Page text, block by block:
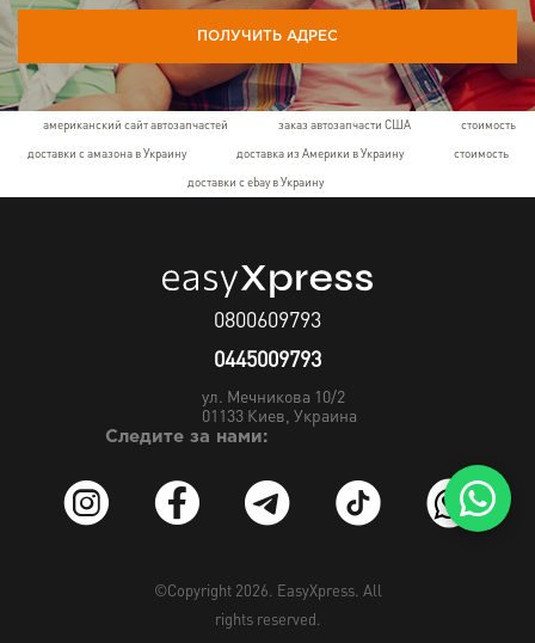
ПОЛУЧИТЬ АДРЕС
американский сайт автозапчастей заказ автозапчасти США стоимость
доставки с амазона в Украину доставка из Америки в Украину стоимость
доставки с ebay в Украину
0800609793
0445009793
ул. Мечникова 10/2
01133 Киев, Украина
Следите за нами:
©Copyright 2026. EasyXpress. All
rights reserved.